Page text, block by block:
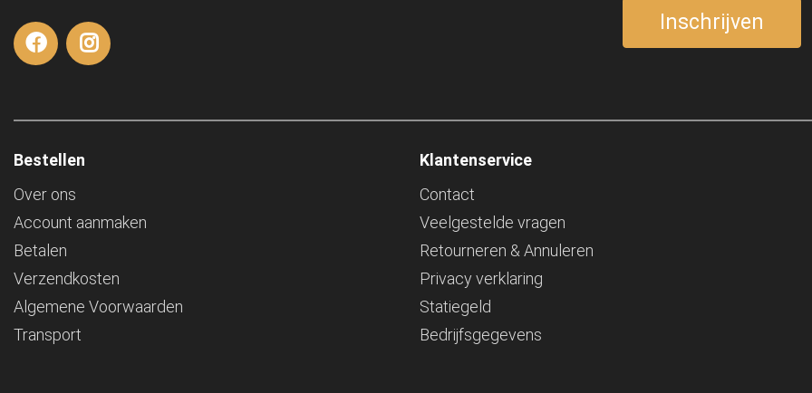
Bestellen
Over ons
Account aanmaken
Betalen
Verzendkosten
Algemene Voorwaarden
Transport
Klantenservice
Contact
Veelgestelde vragen
Retourneren & Annuleren
Privacy verklaring
Statiegeld
Bedrijfsgegevens